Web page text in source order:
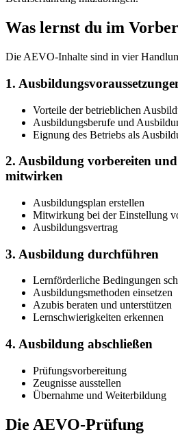
Was lernst du im
Die AEVO-Inhalte sind in vier
1.
Vorteile der betrieblichen
Ausbildungsberufe und
Eignung des Betriebs als
2. Ausbildung vorbereiten
mitwirken
Ausbildungsplan erstellen
Mitwirkung bei der Einstellung
Ausbildungsvertrag
3. Ausbildung durchführen
Lernförderliche Bedingungen
Ausbildungsmethoden einsetzen
Azubis beraten und unterstützen
Lernschwierigkeiten erkennen
4. Ausbildung abschließen
Prüfungsvorbereitung
Zeugnisse ausstellen
Übernahme und Weiterbildung
Die AEVO-Prüfung